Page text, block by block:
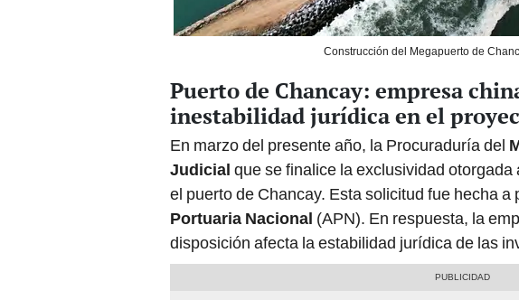
Construcción del Megapuerto de
Puerto de Chancay: empresa
inestabilidad jurídica en el
En marzo del presente año, la Procuraduría del
Judicial que se finalice la exclusividad otorgada
el puerto de Chancay. Esta solicitud fue hecha a
Portuaria Nacional (APN). En respuesta, la
disposición afecta la estabilidad jurídica de las